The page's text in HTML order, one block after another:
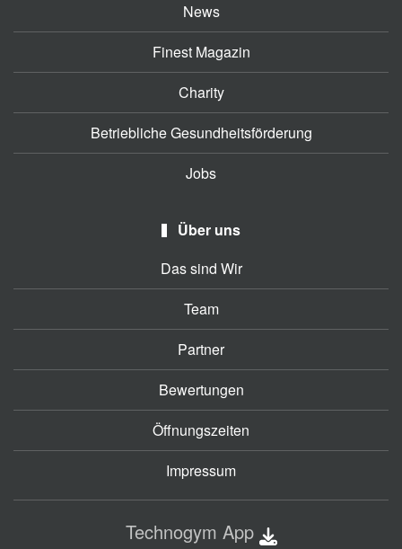
News
Finest Magazin
Charity
Betriebliche Gesundheitsförderung
Jobs
Über uns
Das sind Wir
Team
Partner
Bewertungen
Öffnungszeiten
Impressum
Technogym App